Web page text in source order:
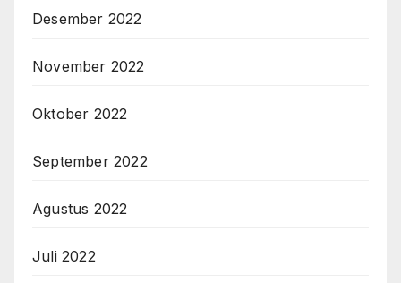
Desember 2022
November 2022
Oktober 2022
September 2022
Agustus 2022
Juli 2022